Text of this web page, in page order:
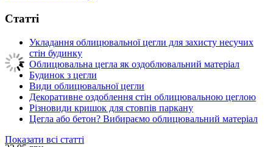
Статті
Укладання облицювальної цегли для захисту несучих
стін будинку
Облицювальна цегла як оздоблювальний матеріал
Будинок з цегли
Види облицювальної цегли
Декоративне оздоблення стін облицювальною цеглою
Різновиди кришок для стовпів паркану
Цегла або бетон? Вибираємо облицювальний матеріал
Показати всі статті